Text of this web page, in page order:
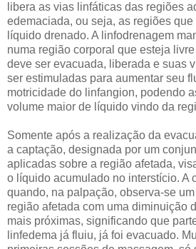
libera as vias linfáticas das regiões
edemaciada, ou seja, as regiões
líquido drenado. A linfodrenagem
numa região corporal que esteja
deve ser evacuada, liberada e suas
ser estimuladas para aumentar seu
motricidade do linfangion, podendo
volume maior de líquido vindo da
Somente após a realização da
a captação, designada por um
aplicadas sobre a região afetada,
o líquido acumulado no interstício. A
quando, na palpação, observa-se
região afetada com uma diminuição
mais próximas, significando que
linfedema já fluiu, já foi evacuado.